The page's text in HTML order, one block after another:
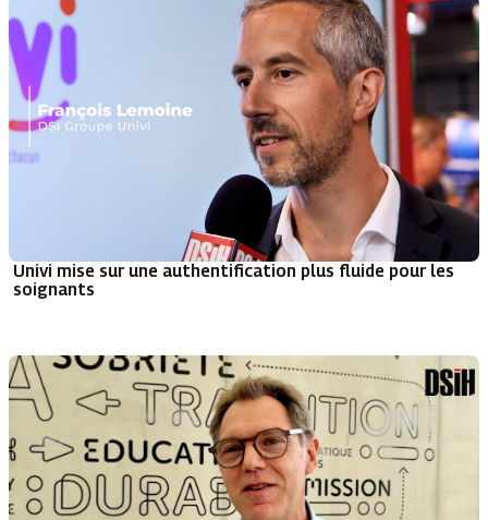
Univi mise sur une authentification plus fluide pour les
soignants